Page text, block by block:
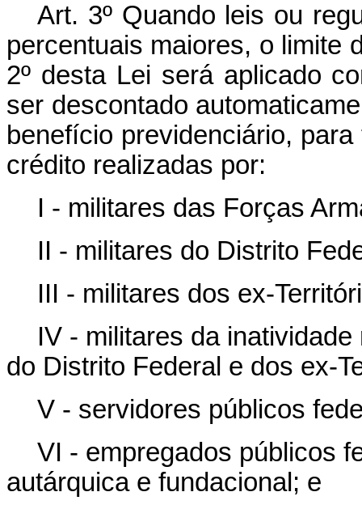
Art. 3º Quando leis ou
percentuais maiores, o limite
2º desta Lei será aplicado
ser descontado
benefício previdenciário,
crédito realizadas por:
I - militares das Forças
II - militares do Distrito
III - militares dos ex-
IV - militares da
do Distrito Federal e dos ex-
V - servidores públicos
VI - empregados públicos
autárquica e fundacional; e